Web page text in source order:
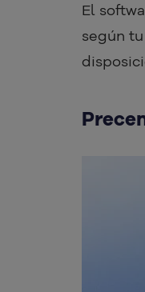
El
según